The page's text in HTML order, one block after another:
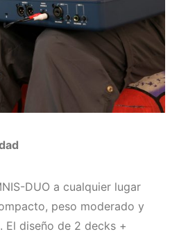
DUO a cualquier lugar
peso moderado y
El diseño de 2 decks +